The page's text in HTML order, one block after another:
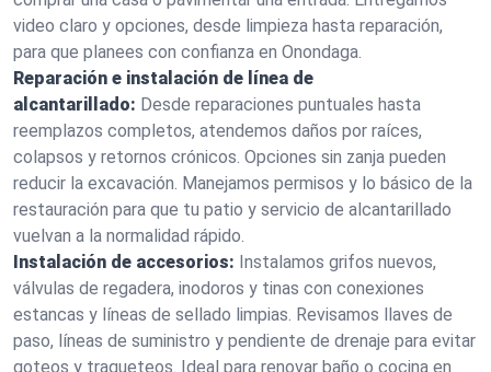
video claro y opciones, desde limpieza hasta reparación,
para que planees con confianza en Onondaga.
Reparación e instalación de línea de
alcantarillado: Desde reparaciones puntuales hasta
reemplazos completos, atendemos daños por raíces,
colapsos y retornos crónicos. Opciones sin zanja pueden
reducir la excavación. Manejamos permisos y lo básico de la
restauración para que tu patio y servicio de alcantarillado
vuelvan a la normalidad rápido.
Instalación de accesorios: Instalamos grifos nuevos,
válvulas de regadera, inodoros y tinas con conexiones
estancas y líneas de sellado limpias. Revisamos llaves de
paso, líneas de suministro y pendiente de drenaje para evitar
goteos y traqueteos. Ideal para renovar baño o cocina en